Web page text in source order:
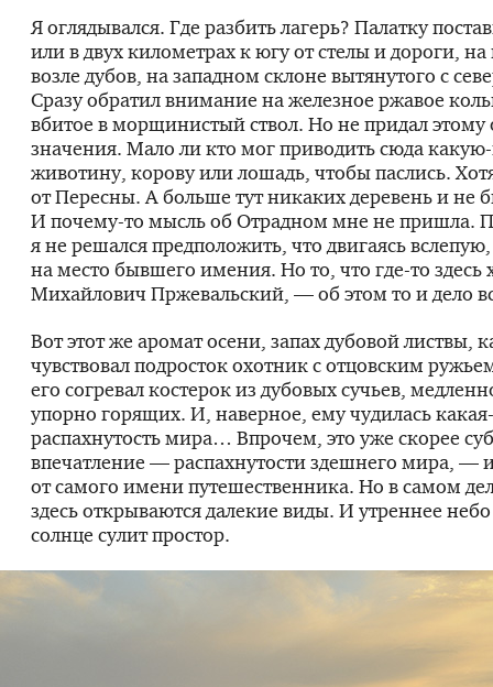
Я оглядывался. Где разбить лагерь? Палатку
или в двух километрах к югу от стелы и дороги,
возле дубов, на западном склоне вытянутого с
Сразу обратил внимание на железное ржавое
вбитое в морщинистый ствол. Но не придал этому
значения. Мало ли кто мог приводить сюда
животину, корову или лошадь, чтобы паслись.
от Пересны. А больше тут никаких деревень и не
И почему-то мысль об Отрадном мне не пришла.
я не решался предположить, что двигаясь
на место бывшего имения. Но то, что где-то здесь
Михайлович Пржевальский, — об этом то и дело
Вот этот же аромат осени, запах дубовой листвы,
чувствовал подросток охотник с отцовским
его согревал костерок из дубовых сучьев,
упорно горящих. И, наверное, ему чудилась
распахнутость мира… Впрочем, это уже скорее
впечатление — распахнутости здешнего мира, —
от самого имени путешественника. Но в самом
здесь открываются далекие виды. И утреннее
солнце сулит простор.